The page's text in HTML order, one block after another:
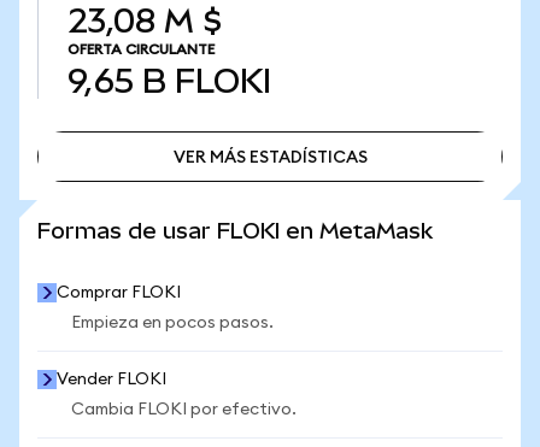
23,08 M $
OFERTA CIRCULANTE
9,65 B FLOKI
VER MÁS ESTADÍSTICAS
Formas de usar FLOKI en MetaMask
Comprar FLOKI
Empieza en pocos pasos.
Vender FLOKI
Cambia FLOKI por efectivo.